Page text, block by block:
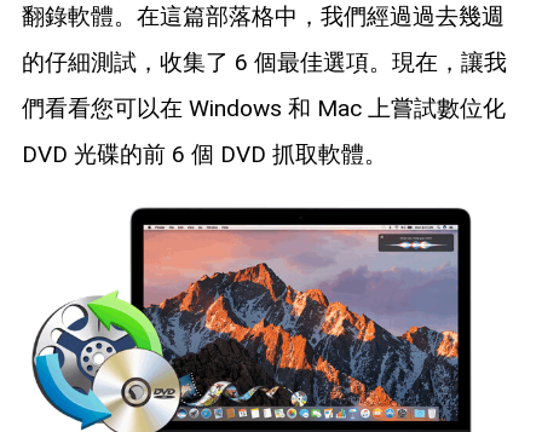
翻錄軟體。在這篇部落格中，我們經過過去幾週
的仔細測試，收集了 6 個最佳選項。現在，讓我
們看看您可以在 Windows 和 Mac 上嘗試數位化
DVD 光碟的前 6 個 DVD 抓取軟體。